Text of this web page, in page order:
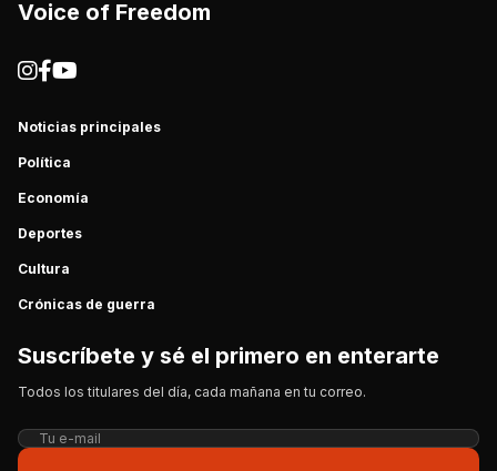
Voice of Freedom
Noticias principales
Política
Economía
Deportes
Cultura
Crónicas de guerra
Suscríbete y sé el primero en enterarte
Todos los titulares del día, cada mañana en tu correo.